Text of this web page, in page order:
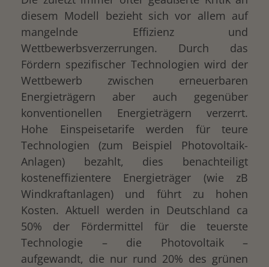
diesem Modell bezieht sich vor allem auf
mangelnde Effizienz und
Wettbewerbsverzerrungen. Durch das
Fördern spezifischer Technologien wird der
Wettbewerb zwischen erneuerbaren
Energieträgern aber auch gegenüber
konventionellen Energieträgern verzerrt.
Hohe Einspeisetarife werden für teure
Technologien (zum Beispiel Photovoltaik-
Anlagen) bezahlt, dies benachteiligt
kosteneffizientere Energieträger (wie zB
Windkraftanlagen) und führt zu hohen
Kosten. Aktuell werden in Deutschland ca
50% der Fördermittel für die teuerste
Technologie – die Photovoltaik –
aufgewandt, die nur rund 20% des grünen